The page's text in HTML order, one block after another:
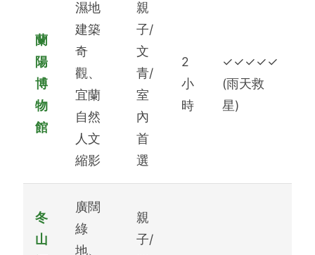
蘭
陽
博
物
館
濕地
建築
奇
觀、
宜蘭
自然
人文
縮影
親
子/
文
青/
室
內
首
選
2
小
時
✓✓✓✓✓
(雨天救
星)
冬
山
廣闊
綠
地、
親
子/